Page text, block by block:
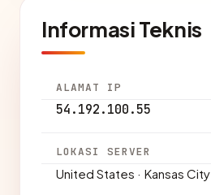
Informasi Teknis
ALAMAT IP
54.192.100.55
LOKASI SERVER
United States · Kansas City